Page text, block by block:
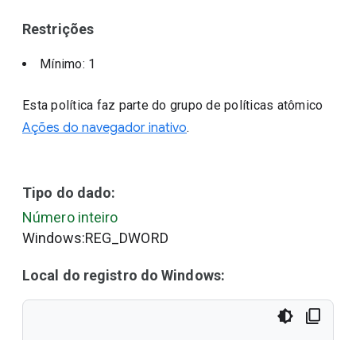
Restrições
Mínimo: 1
Esta política faz parte do grupo de políticas atômico
Ações do navegador inativo.
Tipo do dado:
Número inteiro
Windows:REG_DWORD
Local do registro do Windows: